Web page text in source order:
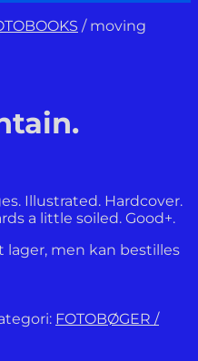
/ moving
Illustrated. Hardcover.
a little soiled. Good+.
lager, men kan bestilles
FOTOBØGER /